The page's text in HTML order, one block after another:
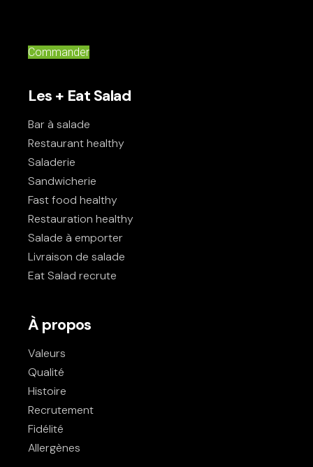
Commander
Les + Eat Salad
Bar à salade
Restaurant healthy
Saladerie
Sandwicherie
Fast food healthy
Restauration healthy
Salade à emporter
Livraison de salade
Eat Salad recrute
À propos
Valeurs
Qualité
Histoire
Recrutement
Fidélité
Allergènes